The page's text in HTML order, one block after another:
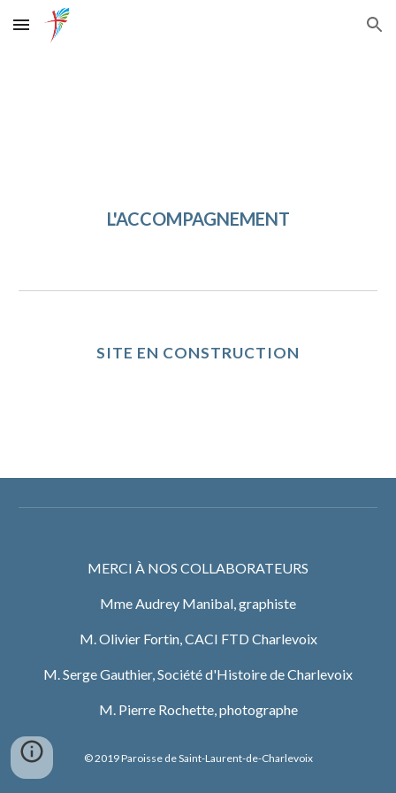
Skip to main content Skip to navigation
L'ACCOMPAGNEMENT
SITE EN CONSTRUCTION
MERCI À NOS COLLABORATEURS
Mme Audrey Manibal, graphiste
M. Olivier Fortin, CACI FTD Charlevoix
M. Serge Gauthier, Société d'Histoire de Charlevoix
M. Pierre Rochette, photographe
© 2019 Paroisse de Saint-Laurent-de-Charlevoix